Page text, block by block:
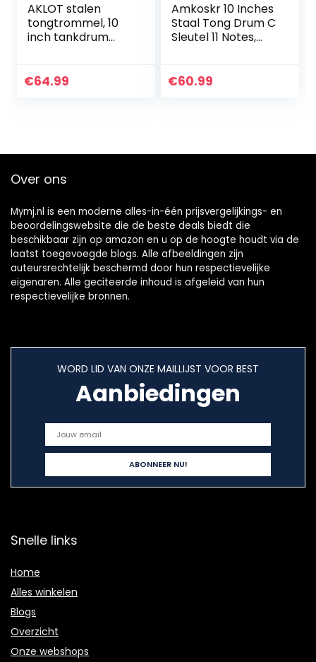
AKLOT stalen
tongtrommel, 10
inch tankdrum
stalen drumstel
hoes
€64.99
Amkoskr 10 Inches
Staal Tong Drum C
Sleutel 11 Notes,
Tongtrommel
€60.99
Over ons
Mymj.nl is een moderne alles-in-één prijsvergelijkings- en
beoordelingswebsite die de beste deals biedt die
beschikbaar zijn op amazon en u op de hoogte houdt via de
laatst toegevoegde blogs. Alle afbeeldingen zijn
auteursrechtelijk beschermd door hun respectievelijke
eigenaren. Alle geciteerde inhoud is afgeleid van hun
respectievelijke bronnen.
WORD LID VAN ONZE MAILLIJST VOOR BEST
Aanbiedingen
Snelle links
Home
Alles winkelen
Blogs
Overzicht
Onze webshops